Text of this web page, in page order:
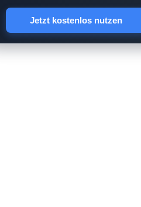
Jetzt kostenlos nutzen